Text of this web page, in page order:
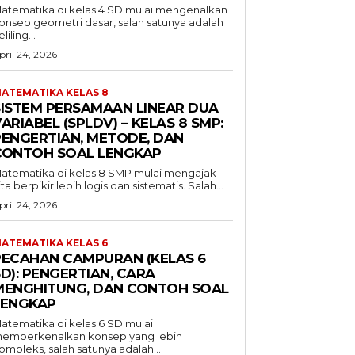
di kelas 4 SD mulai mengenalkan
geometri dasar, salah satunya adalah
24, 2026
KELAS 8
PERSAMAAN LINEAR DUA
(SPLDV) – KELAS 8 SMP:
METODE, DAN
SOAL LENGKAP
di kelas 8 SMP mulai mengajak
berpikir lebih logis dan sistematis. Salah...
24, 2026
KELAS 6
CAMPURAN (KELAS 6
PENGERTIAN, CARA
DAN CONTOH SOAL
di kelas 6 SD mulai
konsep yang lebih
salah satunya adalah...